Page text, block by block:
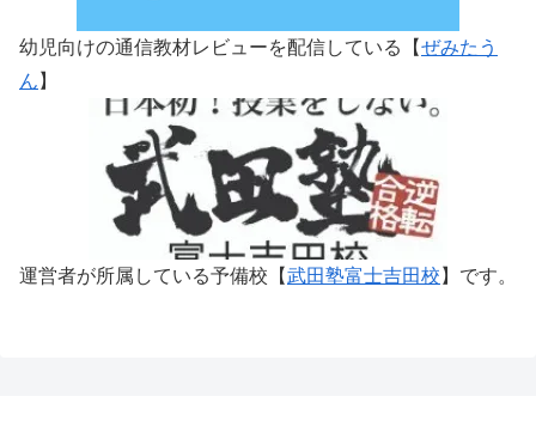
幼児向けの通信教材レビューを配信している【ぜみたう
ん 】
運営者が所属している予備校【武田塾富士吉田校 】です。